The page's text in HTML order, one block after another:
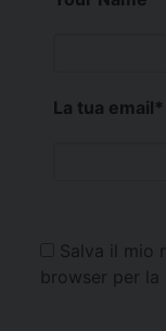
La tua email*
Salva il mio
browser per